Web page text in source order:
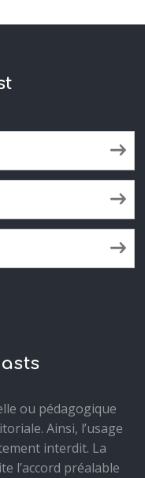
ou pédagogique
Ainsi, l’usage
interdit. La
l’accord préalable